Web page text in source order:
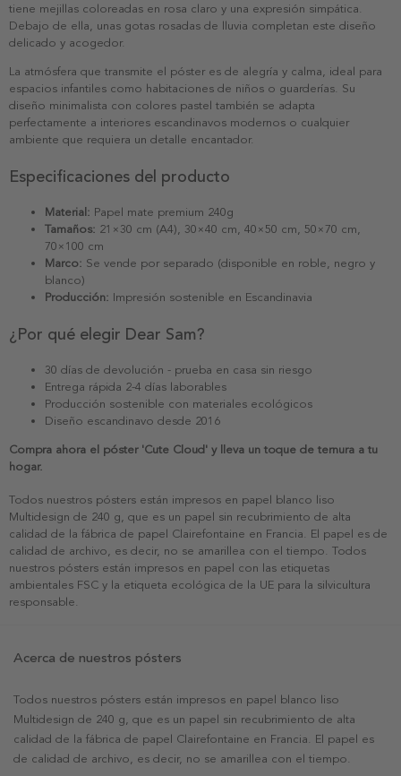
tiene mejillas coloreadas en rosa claro y una expresión simpática.
Debajo de ella, unas gotas rosadas de lluvia completan este diseño
delicado y acogedor.
La atmósfera que transmite el póster es de alegría y calma, ideal para
espacios infantiles como habitaciones de niños o guarderías. Su
diseño minimalista con colores pastel también se adapta
perfectamente a interiores escandinavos modernos o cualquier
ambiente que requiera un detalle encantador.
Especificaciones del producto
Material: Papel mate premium 240g
Tamaños: 21×30 cm (A4), 30×40 cm, 40×50 cm, 50×70 cm,
70×100 cm
Marco: Se vende por separado (disponible en roble, negro y
blanco)
Producción: Impresión sostenible en Escandinavia
¿Por qué elegir Dear Sam?
30 días de devolución - prueba en casa sin riesgo
Entrega rápida 2-4 días laborables
Producción sostenible con materiales ecológicos
Diseño escandinavo desde 2016
Compra ahora el póster 'Cute Cloud' y lleva un toque de ternura a tu
hogar.
Todos nuestros pósters están impresos en papel blanco liso
Multidesign de 240 g, que es un papel sin recubrimiento de alta
calidad de la fábrica de papel Clairefontaine en Francia. El papel es de
calidad de archivo, es decir, no se amarillea con el tiempo. Todos
nuestros pósters están impresos en papel con las etiquetas
ambientales FSC y la etiqueta ecológica de la UE para la silvicultura
responsable.
Acerca de nuestros pósters
Todos nuestros pósters están impresos en papel blanco liso
Multidesign de 240 g, que es un papel sin recubrimiento de alta
calidad de la fábrica de papel Clairefontaine en Francia. El papel es
de calidad de archivo, es decir, no se amarillea con el tiempo.